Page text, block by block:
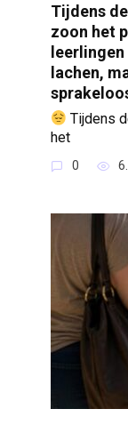
Tijdens
zoon het
leerlingen
lachen,
Tijdens
het
0